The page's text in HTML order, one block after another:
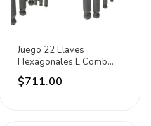
Juego 22 Llaves
Hexagonales L Comb
Punta Bola Urrea
$711.00